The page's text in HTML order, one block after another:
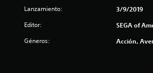
Lanzamiento: 3/9/2019
Editor: SEGA of
Géneros: Acción,